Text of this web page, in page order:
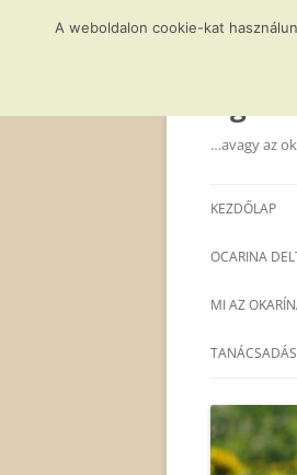
…avagy az
KEZDŐLAP
OCARINA
MI AZ
TANÁCSADÁS
A weboldalon cookie-kat